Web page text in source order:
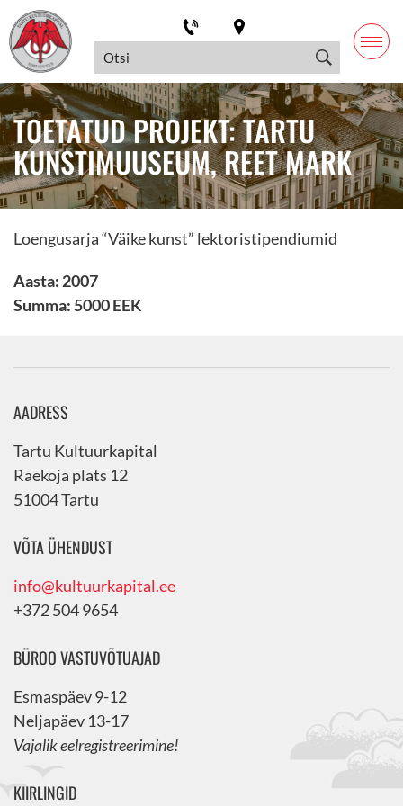
TOETATUD PROJEKT: TARTU
KUNSTIMUUSEUM, REET MARK
Loengusarja “Väike kunst” lektoristipendiumid
Aasta: 2007
Summa: 5000 EEK
AADRESS
Tartu Kultuurkapital
Raekoja plats 12
51004 Tartu
VÕTA ÜHENDUST
info@kultuurkapital.ee
+372 504 9654
BÜROO VASTUVÕTUAJAD
Esmaspäev 9-12
Neljapäev 13-17
Vajalik eelregistreerimine!
KIIRLINGID